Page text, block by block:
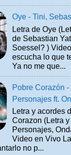
Oye - Tini,
Letra de Oye
de Sebastian
Soessel? )
escucha lo que
Ya no me que...
Pobre Corazón -
Personajes ft.
Letra y acordes
Corazon (Letra
Personajes,
Video en Vivo
no p...